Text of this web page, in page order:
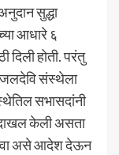
सुद्धा
आधारे ६
दिली होती. परंतु
संस्थेला
सभासदांनी
केली असता
असे आदेश देऊन